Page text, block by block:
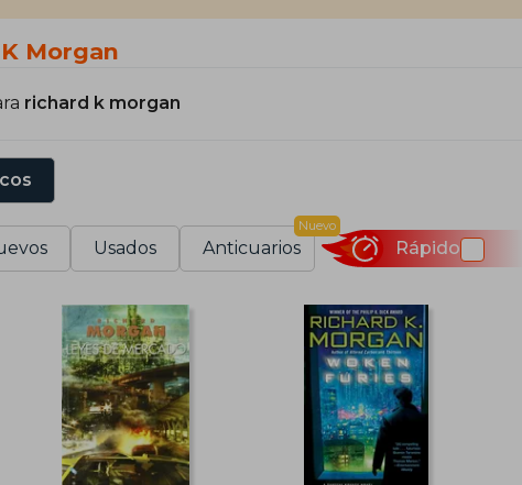
éxito inmediato y ganó el Premio Philip K. Dick. La obra
en 2018.
continuó la saga con Ángeles Rotos (2003) y Furias
fantasía con la trilogía protagonizada por Ringil
sobre la identidad, el poder y la tecnología,
ficción contemporánea. Su obra combina acción
la tecnología puede afectar la condición humana.
Morgan
richard k morgan
Usados Anticuarios
Nuevo
Rápido